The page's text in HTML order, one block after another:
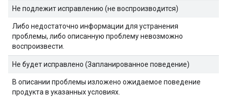
Не подлежит исправлению (не воспроизводится)
Либо недостаточно информации для устранения
проблемы, либо описанную проблему невозможно
воспроизвести.
Не будет исправлено (Запланированное поведение)
В описании проблемы изложено ожидаемое поведение
продукта в указанных условиях.